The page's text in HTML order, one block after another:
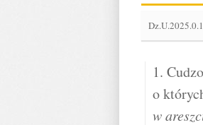
1.
o
w